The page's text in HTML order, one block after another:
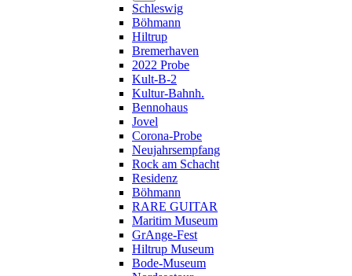
Schleswig
Böhmann
Hiltrup
Bremerhaven
2022 Probe
Kult-B-2
Kultur-Bahnh.
Bennohaus
Jovel
Corona-Probe
Neujahrsempfang
Rock am Schacht
Residenz
Böhmann
RARE GUITAR
Maritim Museum
GrAnge-Fest
Hiltrup Museum
Bode-Museum